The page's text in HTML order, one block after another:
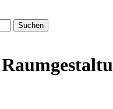
Suchen